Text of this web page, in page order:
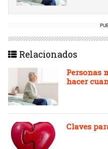
Relacionados
Personas
hacer
Claves